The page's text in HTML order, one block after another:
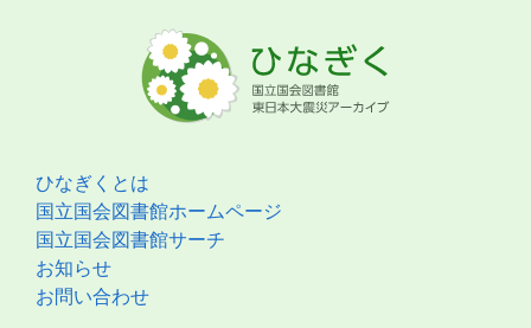
ひなぎくとは
国立国会図書館ホームページ
国立国会図書館サーチ
お知らせ
お問い合わせ